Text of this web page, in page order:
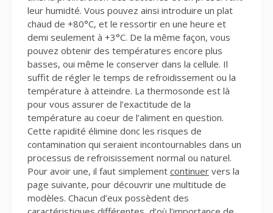
leur humidté. Vous pouvez ainsi introduire un plat
chaud de +80°C, et le ressortir en une heure et
demi seulement à +3°C. De la même façon, vous
pouvez obtenir des températures encore plus
basses, oui même le conserver dans la cellule. Il
suffit de régler le temps de refroidissement ou la
température à atteindre. La thermosonde est là
pour vous assurer de l’exactitude de la
température au coeur de l’aliment en question.
Cette rapidité élimine donc les risques de
contamination qui seraient incontournables dans un
processus de refroisissement normal ou naturel.
Pour avoir une, il faut simplement continuer vers la
page suivante, pour découvrir une multitude de
modèles. Chacun d’eux possèdent des